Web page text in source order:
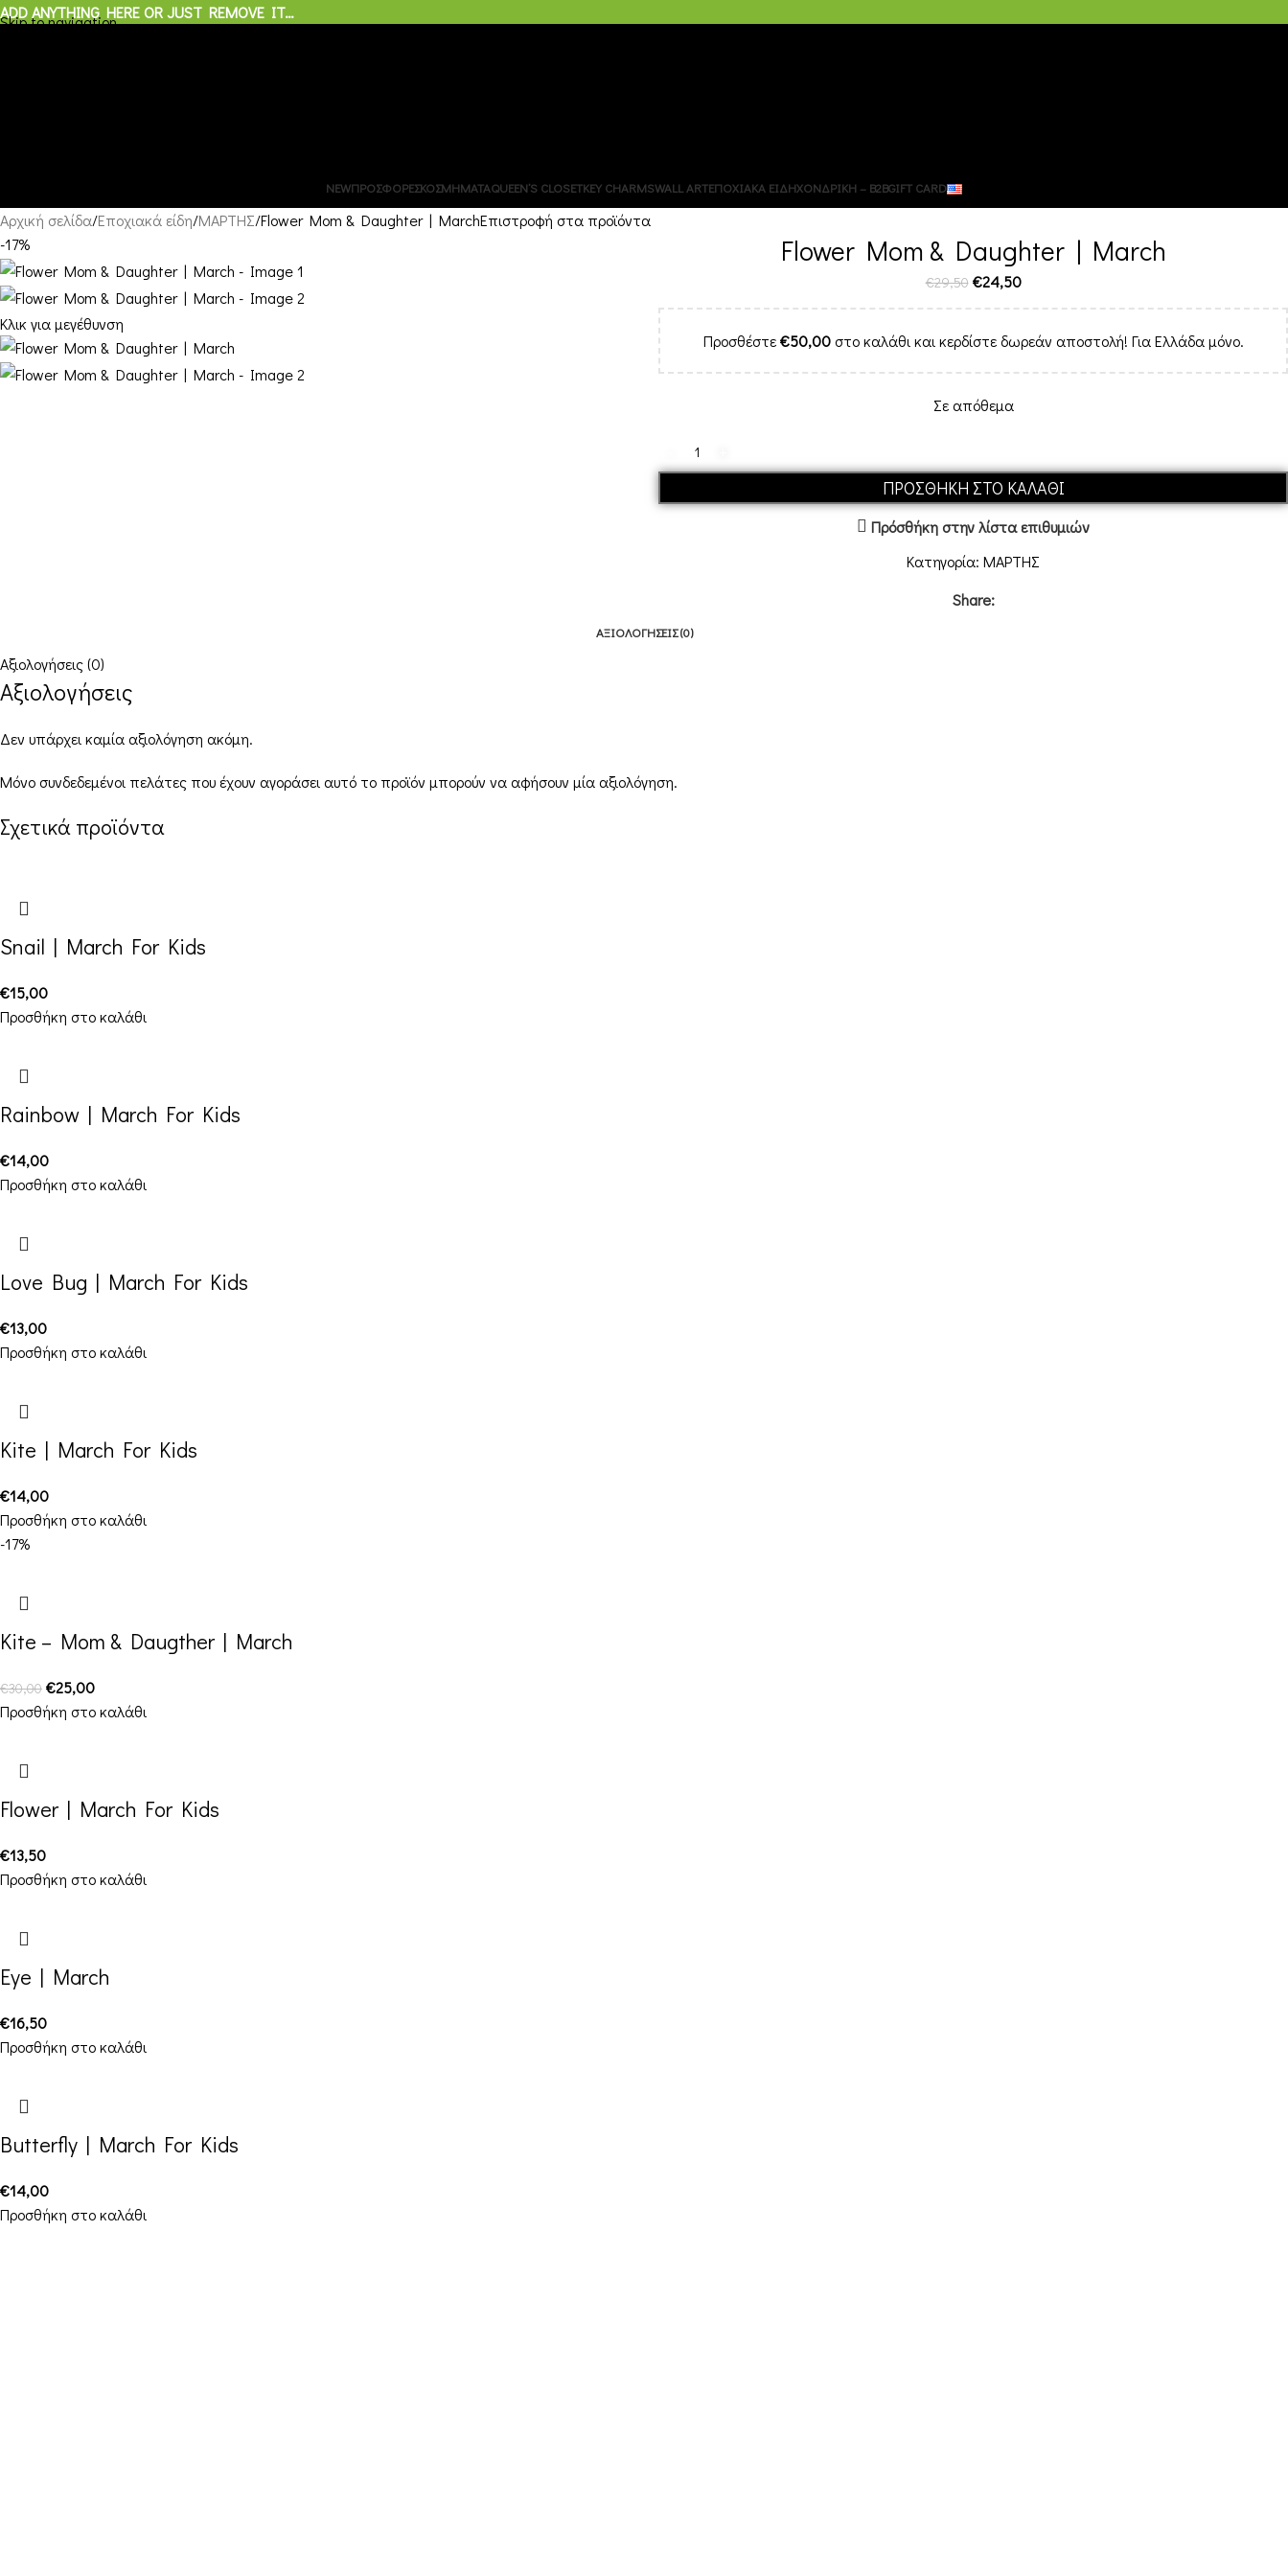
Skip to navigation
ADD ANYTHING HERE OR JUST REMOVE IT…
NEWΠΡΟΣΦΟΡΕΣΚΟΣΜΗΜΑΤΑQUEEN’S CLOSETKEY CHARMSWALL ARTΕΠΟΧΙΑΚΑ ΕΙΔΗΧΟΝΔΡΙΚΗ – B2BGIFT CARD
Αρχική σελίδα Εποχιακά είδη ΜΑΡΤΗΣ Flower Mom & Daughter | MarchΕπιστροφή στα προϊόντα
-17%
Κλικ για μεγέθυνση
Flower Mom & Daughter | March
€29,50 €24,50
Προσθέστε€50,00στο καλάθι και κερδίστε δωρεάν αποστολή! Για Ελλάδα μόνο.
Σε απόθεμα
ΠΡΟΣΘΉΚΗ ΣΤΟ ΚΑΛΆΘΙ
Πρόσθήκη στην λίστα επιθυμιών
Κατηγορία: ΜΑΡΤΗΣ
Share:
ΑΞΙΟΛΟΓΉΣΕΙΣ (0)
Αξιολογήσεις (0)
Αξιολογήσεις
Δεν υπάρχει καμία αξιολόγηση ακόμη.
Μόνο συνδεδεμένοι πελάτες που έχουν αγοράσει αυτό το προϊόν μπορούν να αφήσουν μία αξιολόγηση.
Σχετικά προϊόντα
Snail | March For Kids
€15,00
Προσθήκη στο καλάθι
Rainbow | March For Kids
€14,00
Προσθήκη στο καλάθι
Love Bug | March For Kids
€13,00
Προσθήκη στο καλάθι
Kite | March For Kids
€14,00
Προσθήκη στο καλάθι
-17%
Kite – Mom & Daugther | March
€30,00 €25,00
Προσθήκη στο καλάθι
Flower | March For Kids
€13,50
Προσθήκη στο καλάθι
Eye | March
€16,50
Προσθήκη στο καλάθι
Butterfly | March For Kids
€14,00
Προσθήκη στο καλάθι